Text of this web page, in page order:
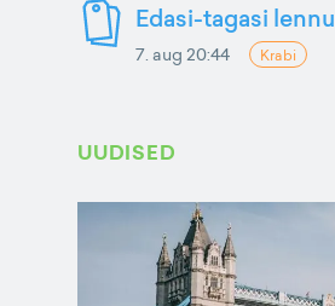
Edasi-tagasi
7. aug 20:44 Krabi
UUDISED